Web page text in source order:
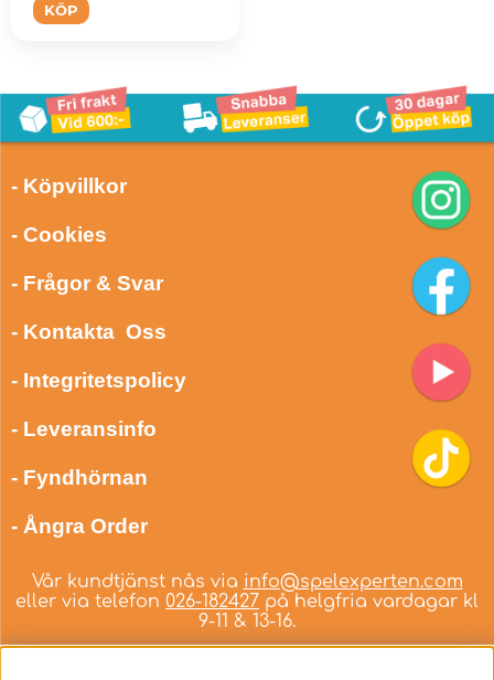
KÖP
- Köpvillkor
- Cookies
- Frågor & Svar
- Kontakta Oss
- Integritetspolicy
- Leveransinfo
- Fyndhörnan
- Ångra Order
Vår kundtjänst nås via info@spelexperten.com
eller via telefon 026-182427 på helgfria vardagar kl
9-11 & 13-16.